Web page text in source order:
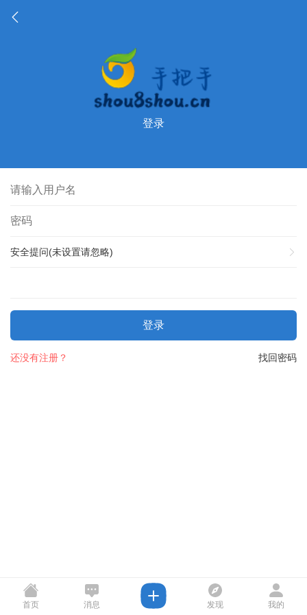
登录
安全提问(未设置请忽略)
登录
找回密码
还没有注册？
首页 消息 发现 我的